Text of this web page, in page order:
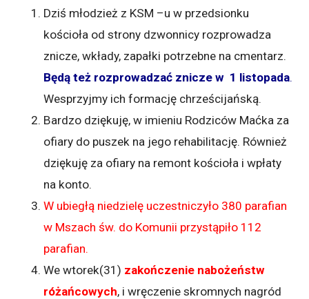
Dziś młodzież z KSM –u w przedsionku
kościoła od strony dzwonnicy rozprowadza
znicze, wkłady, zapałki potrzebne na cmentarz.
Będą też rozprowadzać znicze w 1 listopada.
Wesprzyjmy ich formację chrześcijańską.
Bardzo dziękuję, w imieniu Rodziców Maćka za
ofiary do puszek na jego rehabilitację. Również
dziękuję za ofiary na remont kościoła i wpłaty
na konto.
W ubiegłą niedzielę uczestniczyło 380 parafian
w Mszach św. do Komunii przystąpiło 112
parafian.
We wtorek(31) zakończenie nabożeństw
różańcowych, i wręczenie skromnych nagród